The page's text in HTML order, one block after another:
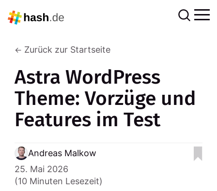
Zurück zur Startseite
Astra WordPress
Theme: Vorzüge und
Features im Test
Andreas Malkow
25. Mai 2026
(10 Minuten Lesezeit)